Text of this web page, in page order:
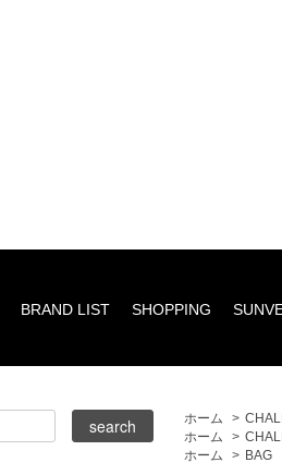
BRAND LIST SHOPPING
ホーム >
ホーム
>
ホーム
> BAG